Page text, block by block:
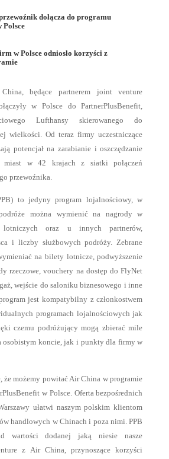
dołącza do programu
Polsce
w Polsce odniosło korzyści z
będące partnerem joint venture
w Polsce do PartnerPlusBenefit,
Lufthansy skierowanego do
wielkości. Od teraz firmy uczestniczące
potencjał na zarabianie i oszczędzanie
miast w 42 krajach z siatki połączeń
przewoźnika.
to jedyny program lojalnościowy, w
można wymienić na nagrody w
oraz u innych partnerów,
i liczby służbowych podróży. Zebrane
na bilety lotnicze, podwyższenie
rzeczowe, vouchery na dostęp do FlyNet
wejście do saloniku biznesowego i inne
jest kompatybilny z członkostwem
programach lojalnościowych jak
czemu podróżujący mogą zbierać mile
osobistym koncie, jak i punkty dla firmy w
że możemy powitać Air China w programie
w Polsce. Oferta bezpośrednich
ułatwi naszym polskim klientom
handlowych w Chinach i poza nimi. PPB
wartości dodanej jaką niesie nasze
z Air China, przynoszące korzyści